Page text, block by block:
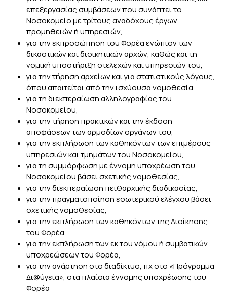
επεξεργασίας συμβάσεων που συνάπτει το
Νοσοκομείο με τρίτους αναδόχους έργων,
προμηθειών ή υπηρεσιών,
για την εκπροσώπηση του Φορέα ενώπιον των
δικαστικών και διοικητικών αρχών, καθώς και τη
νομική υποστήριξη στελεχών και υπηρεσιών του,
για την τήρηση αρχείων και για στατιστικούς λόγους,
όπου απαιτείται από την ισχύουσα νομοθεσία,
για τη διεκπεραίωση αλληλογραφίας του
Νοσοκομείου,
για την τήρηση πρακτικών και την έκδοση
αποφάσεων των αρμοδίων οργάνων του,
για την εκπλήρωση των καθηκόντων των επιμέρους
υπηρεσιών και τμημάτων του Νοσοκομείου,
για τη συμμόρφωση με έννομη υποχρέωση του
Νοσοκομείου βάσει σχετικής νομοθεσίας,
για την διεκπεραίωση πειθαρχικής διαδικασίας,
για την πραγματοποίηση εσωτερικού ελέγχου βάσει
σχετικής νομοθεσίας,
για την εκπλήρωση των καθηκόντων της Διοίκησης
του Φορέα,
για την εκπλήρωση των εκ του νόμου ή συμβατικών
υποχρεώσεων του Φορέα,
για την ανάρτηση στο διαδίκτυο, πχ στο «Πρόγραμμα
Δι@ύγεια», στα πλαίσια έννομης υποχρέωσης του
Φορέα